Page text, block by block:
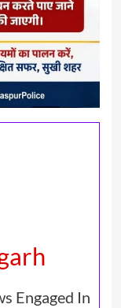
Engaged In